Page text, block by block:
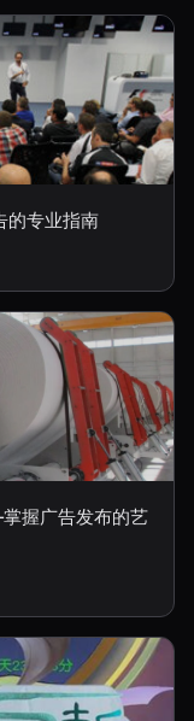
的专业指南
握广告发布的艺